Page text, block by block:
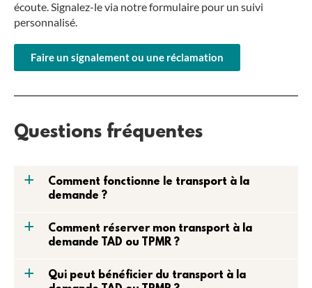
écoute. Signalez-le via notre formulaire pour un suivi
personnalisé.
Faire un signalement ou une réclamation
Questions fréquentes
a
Comment fonctionne le transport à la
demande ?
a
Comment réserver mon transport à la
demande TAD ou TPMR ?
a
Qui peut bénéficier du transport à la